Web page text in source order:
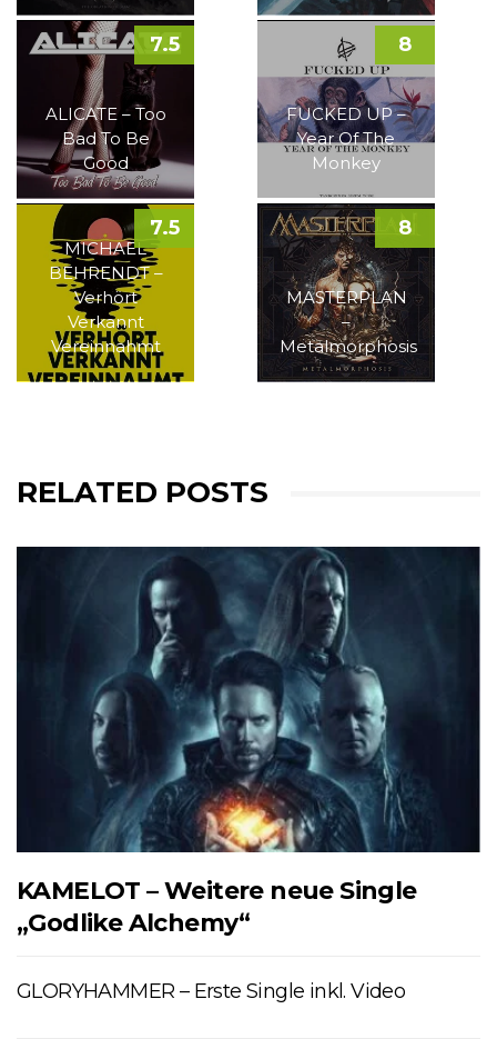
ALICATE – Too
Bad To Be
Good
7.5
FUCKED UP –
Year Of The
Monkey
8
MICHAEL
BEHRENDT –
Verhört
Verkannt
Vereinnahmt
7.5
MASTERPLAN
–
Metalmorphosis
8
RELATED POSTS
KAMELOT – Weitere neue Single
„Godlike Alchemy“
GLORYHAMMER – Erste Single inkl. Video